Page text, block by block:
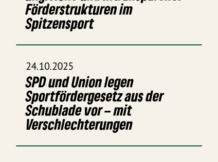
Förderstrukturen im
Spitzensport
24.10.2025
SPD und Union legen
Sportfördergesetz aus der
Schublade vor – mit
Verschlechterungen